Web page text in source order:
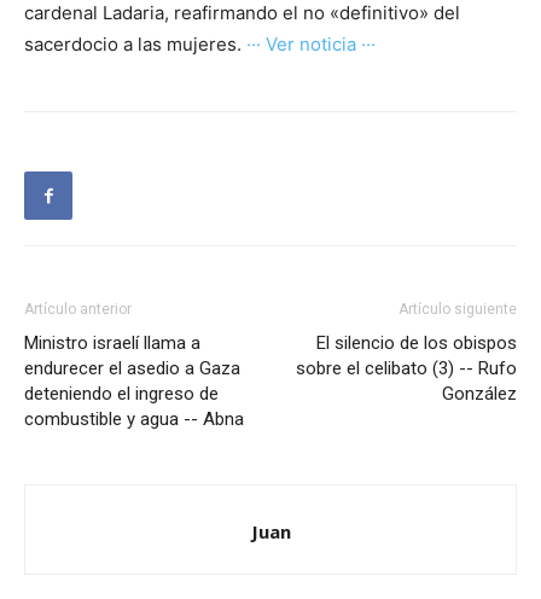
cardenal Ladaria, reafirmando el no «definitivo» del
sacerdocio a las mujeres. ··· Ver noticia ···
Artículo anterior
Ministro israelí llama a
endurecer el asedio a Gaza
deteniendo el ingreso de
combustible y agua -- Abna
Artículo siguiente
El silencio de los obispos
sobre el celibato (3) -- Rufo
González
Juan